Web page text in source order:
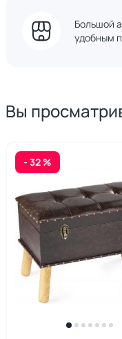
Большой
удобным
Вы
- 32 %